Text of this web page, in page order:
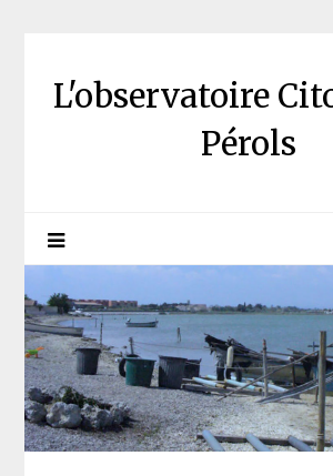
L'observatoire
Pérols